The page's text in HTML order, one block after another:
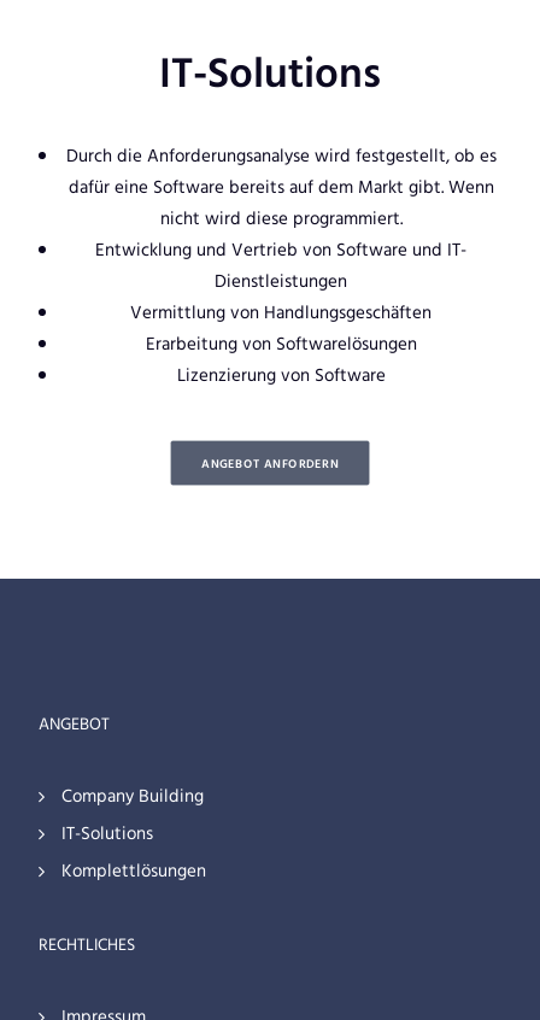
IT-Solutions
Durch die Anforderungsanalyse wird festgestellt, ob es
dafür eine Software bereits auf dem Markt gibt. Wenn
nicht wird diese programmiert.
Entwicklung und Vertrieb von Software und IT-
Dienstleistungen
Vermittlung von Handlungsgeschäften
Erarbeitung von Softwarelösungen
Lizenzierung von Software
ANGEBOT ANFORDERN
ANGEBOT
Company Building
IT-Solutions
Komplettlösungen
RECHTLICHES